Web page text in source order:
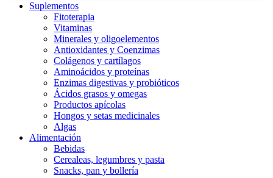
Suplementos
Fitoterapia
Vitaminas
Minerales y oligoelementos
Antioxidantes y Coenzimas
Colágenos y cartílagos
Aminoácidos y proteínas
Enzimas digestivas y probióticos
Ácidos grasos y omegas
Productos apícolas
Hongos y setas medicinales
Algas
Alimentación
Bebidas
Cerealeas, legumbres y pasta
Snacks, pan y bollería